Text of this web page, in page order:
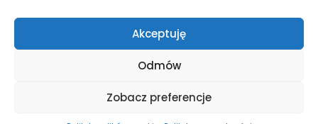
Akceptuję
Odmów
Zobacz preferencje
Polityka plików
Polityka